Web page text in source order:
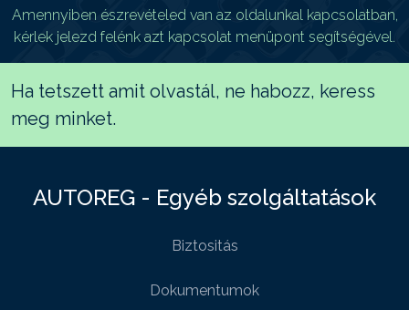
Amennyiben észrevételed van az oldalunkal kapcsolatban,
kérlek jelezd felénk azt kapcsolat menüpont segítségével.
Ha tetszett amit olvastál, ne habozz, keress
meg minket.
AUTOREG - Egyéb szolgáltatások
Biztositás
Dokumentumok